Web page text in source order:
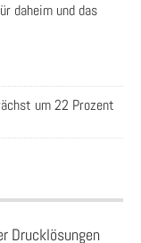
daheim und das
um 22 Prozent
Drucklösungen